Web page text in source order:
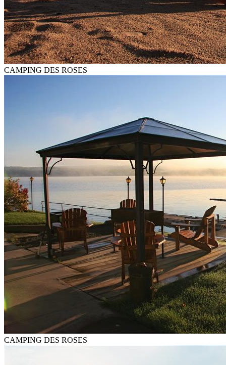
CAMPING DES ROSES
CAMPING DES ROSES